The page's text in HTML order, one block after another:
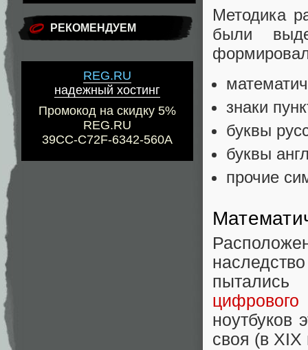
РЕКОМЕНДУЕМ
REG.RU
надежный хостинг
Промокод на скидку 5%
REG.RU
39CC-C72F-6342-560A
Методика
были
знаки
буквы
буквы
прочие
ноутбуков
своя (в